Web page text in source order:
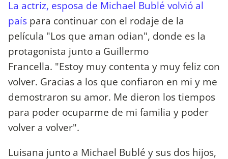
La actriz, esposa de Michael Bublé volvió al
país para continuar con el rodaje de la
película "Los que aman odian", donde es la
protagonista junto a Guillermo
Francella. "Estoy muy contenta y muy feliz con
volver. Gracias a los que confiaron en mi y me
demostraron su amor. Me dieron los tiempos
para poder ocuparme de mi familia y poder
volver a volver".
Luisana junto a Michael Bublé y sus dos hijos,